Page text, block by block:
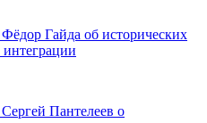
Гайда об исторических
интеграции
Пантелеев о